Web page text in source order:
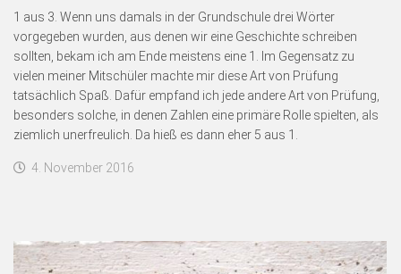
1 aus 3. Wenn uns damals in der Grundschule drei Wörter
vorgegeben wurden, aus denen wir eine Geschichte schreiben
sollten, bekam ich am Ende meistens eine 1. Im Gegensatz zu
vielen meiner Mitschüler machte mir diese Art von Prüfung
tatsächlich Spaß. Dafür empfand ich jede andere Art von Prüfung,
besonders solche, in denen Zahlen eine primäre Rolle spielten, als
ziemlich unerfreulich. Da hieß es dann eher 5 aus 1.
4. November 2016